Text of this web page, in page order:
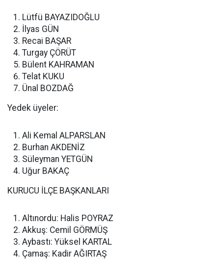
Lütfü BAYAZIDOĞLU
İlyas GÜN
Recai BAŞAR
Turgay ÇÖRÜT
Bülent KAHRAMAN
Telat KUKU
Ünal BOZDAĞ
Yedek üyeler:
Ali Kemal ALPARSLAN
Burhan AKDENİZ
Süleyman YETGÜN
Uğur BAKAÇ
KURUCU İLÇE BAŞKANLARI
Altınordu: Halis POYRAZ
Akkuş: Cemil GÖRMÜŞ
Aybastı: Yüksel KARTAL
Çamaş: Kadir AĞIRTAŞ